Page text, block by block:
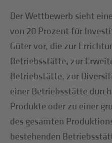
Der Wettbewerb sieht
von 20 Prozent für
Güter vor, die zur
Betriebsstätte, zur
Betriebstätte, zur
einer Betriebsstätte
Produkte oder zu einer
des gesamten
bestehenden